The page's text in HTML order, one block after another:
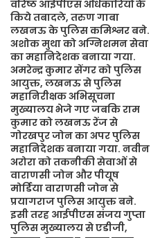
वरिष्ठ आईपीएस अधिकारियों के
किये तबादले, तरुण गाबा
लखनऊ के पुलिस कमिश्नर बने.
अशोक मुथा को अग्निशमन सेवा
का महानिदेशक बनाया गया.
अमरेन्द्र कुमार सेंगर को पुलिस
आयुक्त, लखनऊ से पुलिस
महानिरीक्षक अभिसूचना
मुख्यालय भेजे गए जबकि राम
कुमार को लखनऊ रेंज से
गोरखपुर जोन का अपर पुलिस
महानिदेशक बनाया गया. नवीन
अरोरा को तकनीकी सेवाओं से
वाराणसी जोन और पीयूष
मोर्डिया वाराणसी जोन से
प्रयागराज पुलिस आयुक्त बने.
इसी तरह आईपीएस संजय गुप्ता
पुलिस मुख्यालय से एडीजी,